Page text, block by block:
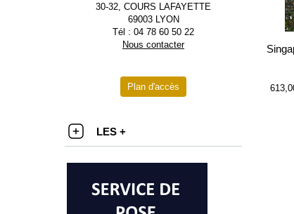
30-32, COURS LAFAYETTE
69003 LYON
Tél : 04 78 60 50 22
Nous contacter
Plan d'accès
LES +